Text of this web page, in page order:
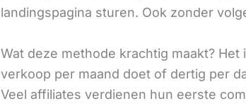
landingspagina sturen. Ook zonder
Wat deze methode krachtig maakt? Het
verkoop per maand doet of dertig per
Veel affiliates verdienen hun eerste